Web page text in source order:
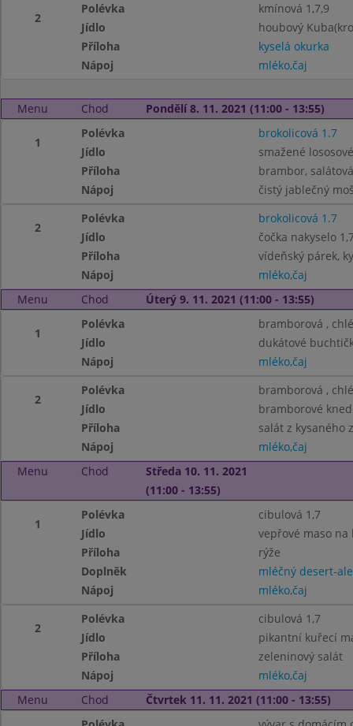
2
Polévka
kmínová 1,7,9
Jídlo
houbový
Příloha
kyselá okurka
Nápoj
mléko,čaj
Menu Chod Pondělí 8. 11. 2021 (11:00 - 13:55)
1
Polévka
brokolicová 1.7
Jídlo
smažené
Příloha
brambor,
Nápoj
čistý jablečný
2
Polévka
brokolicová 1.7
Jídlo
čočka nakyselo
Příloha
vídeňský párek,
Nápoj
mléko,čaj
Menu
Chod Úterý 9. 11. 2021 (11:00 - 13:55)
1
Polévka
bramborová ,
Jídlo
dukátové
Nápoj
mléko,čaj
2
Polévka
bramborová ,
Jídlo
bramborové
Příloha
salát z kysaného
Nápoj
mléko,čaj
Menu
Chod
Středa 10. 11. 2021
(11:00 - 13:55)
1
Polévka
cibulová 1,7
Jídlo
vepřové maso na
Příloha
rýže
Doplněk
mléčný desert-
Nápoj
mléko,čaj
2
Polévka
cibulová 1,7
Jídlo
pikantní kuřecí
Příloha
zeleninový salát
Nápoj
mléko,čaj
Menu
Chod Čtvrtek 11. 11. 2021 (11:00 - 13:55)